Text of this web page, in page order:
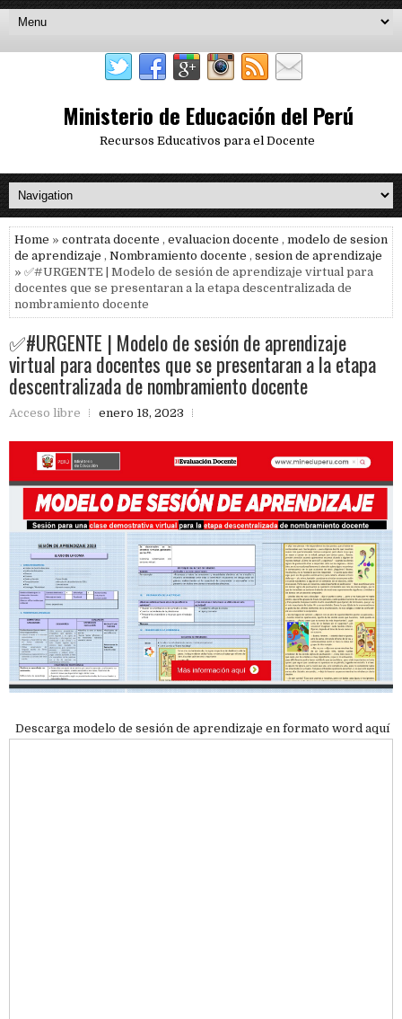
Ministerio de Educación del Perú
Recursos Educativos para el Docente
Home » contrata docente , evaluacion docente , modelo de sesion
de aprendizaje , Nombramiento docente , sesion de aprendizaje
» ✅#URGENTE | Modelo de sesión de aprendizaje virtual para
docentes que se presentaran a la etapa descentralizada de
nombramiento docente
✅#URGENTE | Modelo de sesión de aprendizaje
virtual para docentes que se presentaran a la etapa
descentralizada de nombramiento docente
Acceso libre enero 18, 2023
Descarga modelo de sesión de aprendizaje en formato word aquí